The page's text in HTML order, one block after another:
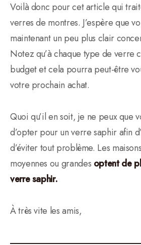
Voilà donc pour cet article qui
verres de montres. J’espère que
maintenant un peu plus clair
Notez qu’à chaque type de verre
budget et cela pourra peut-être
votre prochain achat.
Quoi qu’il en soit, je ne peux que
d’opter pour un verre saphir afin
d’éviter tout problème. Les
moyennes ou grandes optent de
verre saphir.
À très vite les amis,